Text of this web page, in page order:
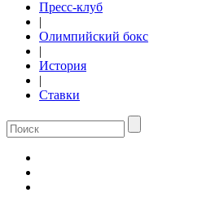
Пресс-клуб
|
Олимпийский бокс
|
История
|
Ставки